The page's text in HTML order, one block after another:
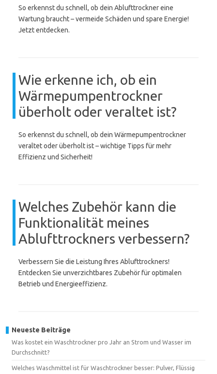
So erkennst du schnell, ob dein Ablufttrockner eine
Wartung braucht – vermeide Schäden und spare Energie!
Jetzt entdecken.
Wie erkenne ich, ob ein
Wärmepumpentrockner
überholt oder veraltet ist?
So erkennst du schnell, ob dein Wärmepumpentrockner
veraltet oder überholt ist – wichtige Tipps für mehr
Effizienz und Sicherheit!
Welches Zubehör kann die
Funktionalität meines
Ablufttrockners verbessern?
Verbessern Sie die Leistung Ihres Ablufttrockners!
Entdecken Sie unverzichtbares Zubehör für optimalen
Betrieb und Energieeffizienz.
Neueste Beiträge
Was kostet ein Waschtrockner pro Jahr an Strom und Wasser im
Durchschnitt?
Welches Waschmittel ist für Waschtrockner besser: Pulver, Flüssig